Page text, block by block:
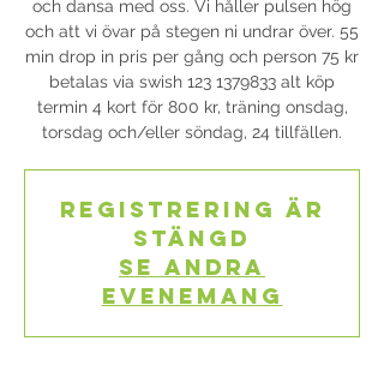
och dansa med oss. Vi håller pulsen hög
och att vi övar på stegen ni undrar över. 55
min drop in pris per gång och person 75 kr
betalas via swish 123 1379833 alt köp
termin 4 kort för 800 kr, träning onsdag,
torsdag och/eller söndag, 24 tillfällen.
Registrering är
stängd
Se andra
evenemang